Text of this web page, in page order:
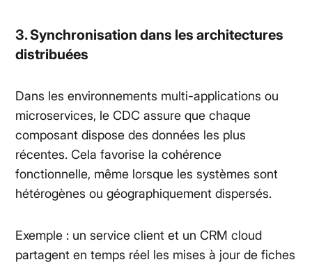
3. Synchronisation dans les architectures
distribuées
Dans les environnements multi-applications ou
microservices, le CDC assure que chaque
composant dispose des données les plus
récentes. Cela favorise la cohérence
fonctionnelle, même lorsque les systèmes sont
hétérogènes ou géographiquement dispersés.
Exemple : un service client et un CRM cloud
partagent en temps réel les mises à jour de fiches